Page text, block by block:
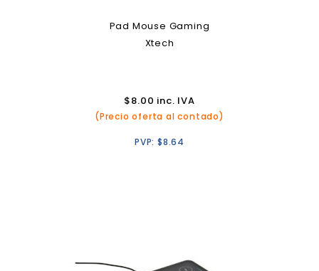
Pad Mouse Gaming
Xtech
$8.00 inc. IVA
(Precio oferta al contado)
PVP: $8.64